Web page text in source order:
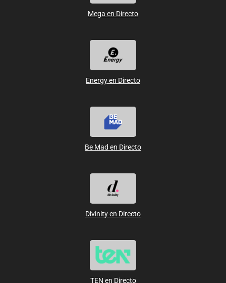
Mega en Directo
Energy en Directo
Be Mad en Directo
Divinity en Directo
TEN en Directo